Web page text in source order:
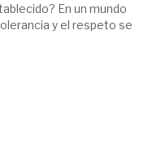
En un mundo
y el respeto se